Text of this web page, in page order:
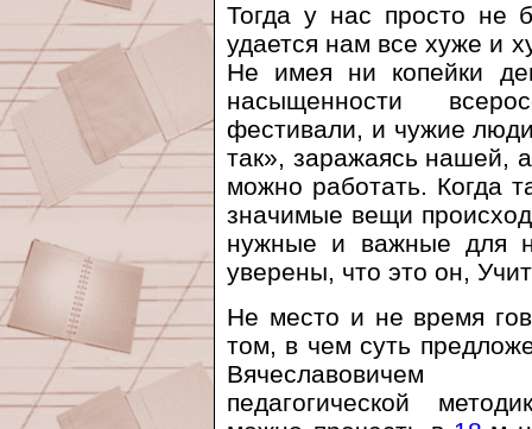
Тогда у нас просто не
удается нам все хуже и
Не имея ни копейки
насыщенности
фестивали, и чужие
так», заражаясь нашей,
можно работать. Когда
значимые вещи
нужные и важные для
уверены, что это он,
Не место и не время
том, в чем суть
Вячеславовичем
педагогической